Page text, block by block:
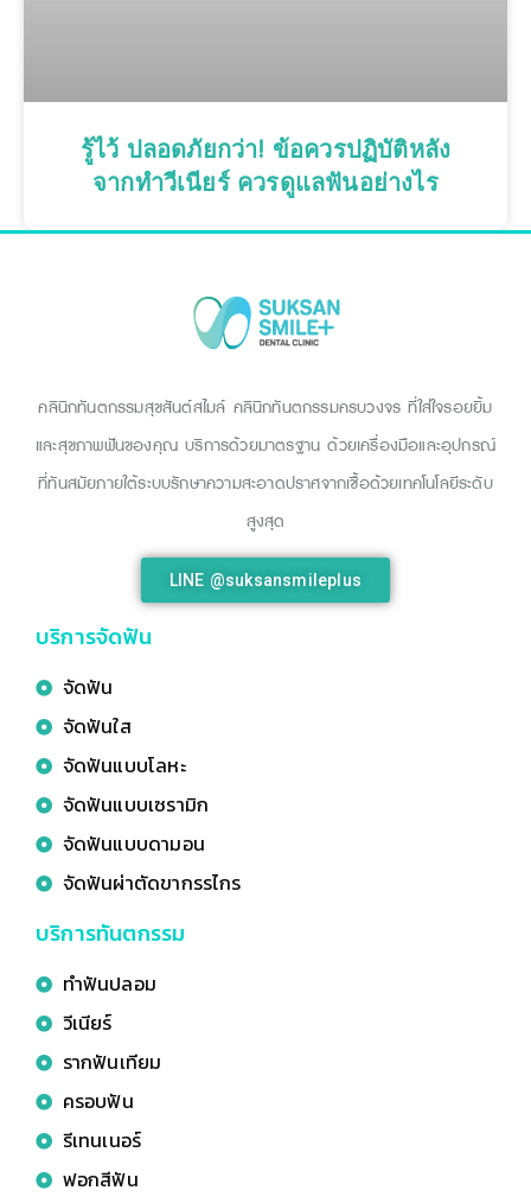
รู้ไว้ ปลอดภัยกว่า! ข้อควรปฏิบัติหลัง
จากทำวีเนียร์ ควรดูแลฟันอย่างไร
คลินิกทันตกรรมสุขสันต์สไมล์ คลินิกทันตกรรมครบวงจร ที่ใส่ใจรอยยิ้ม
และสุขภาพฟันของคุณ บริการด้วยมาตรฐาน ด้วยเครื่องมือและอุปกรณ์
ที่ทันสมัยภายใต้ระบบรักษาความสะอาดปราศจากเชื้อด้วยเทคโนโลยีระดับ
สูงสุด
LINE @suksansmileplus
บริการจัดฟัน
จัดฟัน
จัดฟันใส
จัดฟันแบบโลหะ
จัดฟันแบบเซรามิก
จัดฟันแบบดามอน
จัดฟันผ่าตัดขากรรไกร
บริการทันตกรรม
ทำฟันปลอม
วีเนียร์
รากฟันเทียม
ครอบฟัน
รีเทนเนอร์
ฟอกสีฟัน